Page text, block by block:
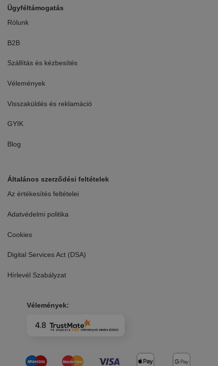
Ügyféltámogatás
Rólunk
B2B
Szállítás és kézbesítés
Vélemények
Visszaküldés és reklamáció
GYIK
Blog
Általános szerződési feltételek
Az értékesítés feltételei
Adatvédelmi politika
Cookies
Digital Services Act (DSA)
Hírlevél Szabályzat
Vélemények:
4.8 -ra alapozva 3403 véleményekminden időkből